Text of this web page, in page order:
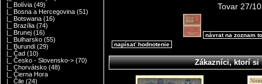
|_ Bolívia (49)
|_ Bosna a Hercegovina (51)
|_ Botswana (16)
|_ Brazília (74)
|_ Brunej (16)
|_ Bulharsko (55)
|_ Burundi (29)
|_ Čad (10)
|_ Česko - Slovensko-> (70)
|_ Chorvátsko (48)
|_ Čierna Hora
|_ Čile (24)
Tovar 27/
návrat na zoznam
napísať hodnotenie
Zákazníci, ktorí si